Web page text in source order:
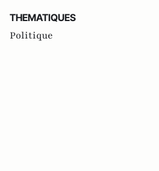
THEMATIQUES
Politique